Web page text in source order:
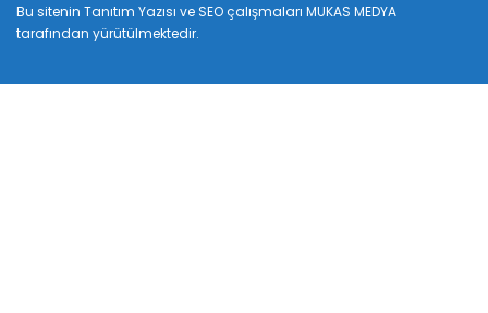
Bu sitenin Tanıtım Yazısı ve SEO çalışmaları MUKAS MEDYA
tarafından yürütülmektedir.